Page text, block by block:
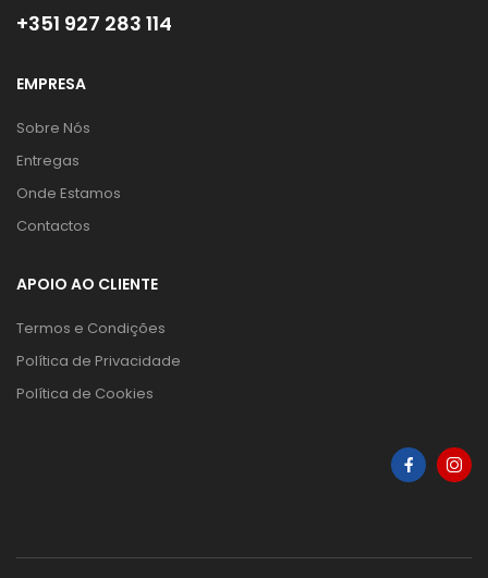
+351 927 283 114
EMPRESA
Sobre Nós
Entregas
Onde Estamos
Contactos
APOIO AO CLIENTE
Termos e Condições
Política de Privacidade
Política de Cookies